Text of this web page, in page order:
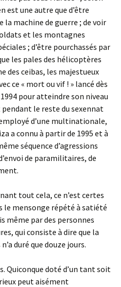
est une autre que d’être
la machine de guerre ; de voir
et les montagnes
; d’être pourchassés par
les pales des hélicoptères
des ceibas, les majestueux
ce « mort ou vif ! » lancé dès
pour atteindre son niveau
le reste du sexennat
d’une multinationale,
a connu à partir de 1995 et à
séquence d’agressions
de paramilitaires, de
tout cela, ce n’est certes
le mensonge répété à satiété
même par des personnes
qui consiste à dire que la
duré que douze jours.
Quiconque doté d’un tant soit
peut aisément